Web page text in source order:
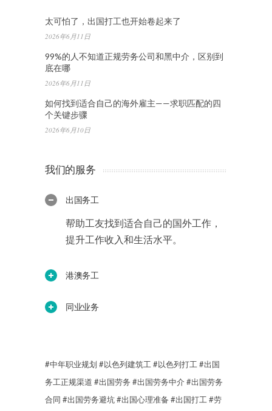
太可怕了，出国打工也开始卷起来了
2026年6月11日
99%的人不知道正规劳务公司和黑中介，区别到
底在哪
2026年6月11日
如何找到适合自己的海外雇主——求职匹配的四
个关键步骤
2026年6月10日
我们的服务
出国务工
帮助工友找到适合自己的国外工作，
提升工作收入和生活水平。
港澳务工
同业业务
#中年职业规划 #以色列建筑工 #以色列打工 #出国
务工正规渠道 #出国劳务 #出国劳务中介 #出国劳务
合同 #出国劳务避坑#出国心理准备 #出国打工 #劳